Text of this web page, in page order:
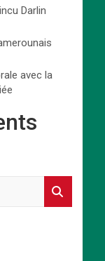
Darlin
avec la